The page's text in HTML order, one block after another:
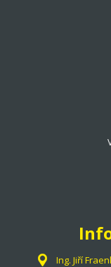
Ing. Jiří